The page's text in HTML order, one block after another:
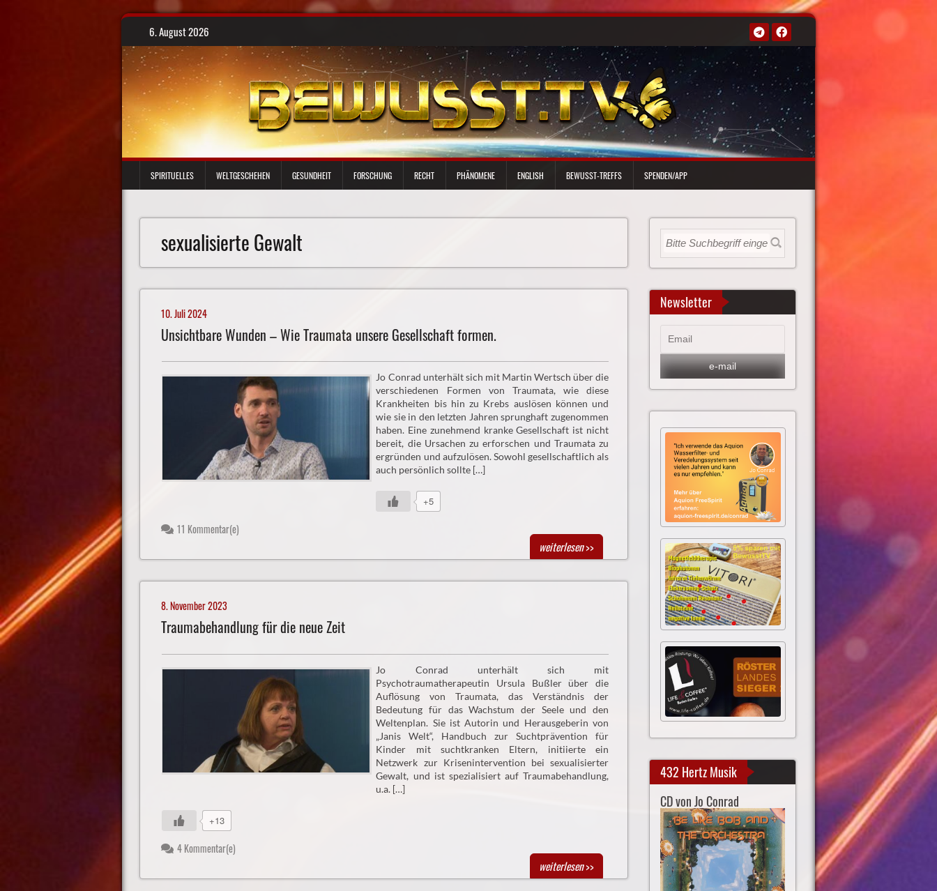
Skip
content
6. August 2026
SPIRITUELLES WELTGESCHEHEN GESUNDHEIT FORSCHUNG RECHT PHÄNOMENE ENGLISH BEWUSST-TREFFS SPENDEN/APP
sexualisierte Gewalt
10. Juli 2024
Unsichtbare Wunden – Wie Traumata unsere Gesellschaft formen.
Jo Conrad unterhält sich mit Martin Wertsch über die
verschiedenen Formen von Traumata, wie diese
Krankheiten bis hin zu Krebs auslösen können und
wie sie in den letzten Jahren sprunghaft zugenommen
haben. Eine zunehmend kranke Gesellschaft ist nicht
bereit, die Ursachen zu erforschen und Traumata zu
ergründen und aufzulösen. Sowohl gesellschaftlich als
auch persönlich sollte […]
+5
11 Kommentar(e)
weiterlesen>>
8. November 2023
Traumabehandlung für die neue Zeit
Jo Conrad unterhält sich mit
Psychotraumatherapeutin Ursula Bußler über die
Auflösung von Traumata, das Verständnis der
Bedeutung für das Wachstum der Seele und den
Weltenplan. Sie ist Autorin und Herausgeberin von
„Janis Welt“, Handbuch zur Suchtprävention für
Kinder mit suchtkranken Eltern, initiierte ein
Netzwerk zur Krisenintervention bei sexualisierter
Gewalt, und ist spezialisiert auf Traumabehandlung,
u.a. […]
+13
4 Kommentar(e)
weiterlesen>>
Newsletter
432 Hertz Musik
CD von Jo Conrad